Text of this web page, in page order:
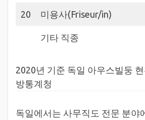
20 미용사(Friseur/in)
기타 직종
2020년 기준 독일 아우스빌둥
방통계청
독일에서는 사무직도 전문 분야